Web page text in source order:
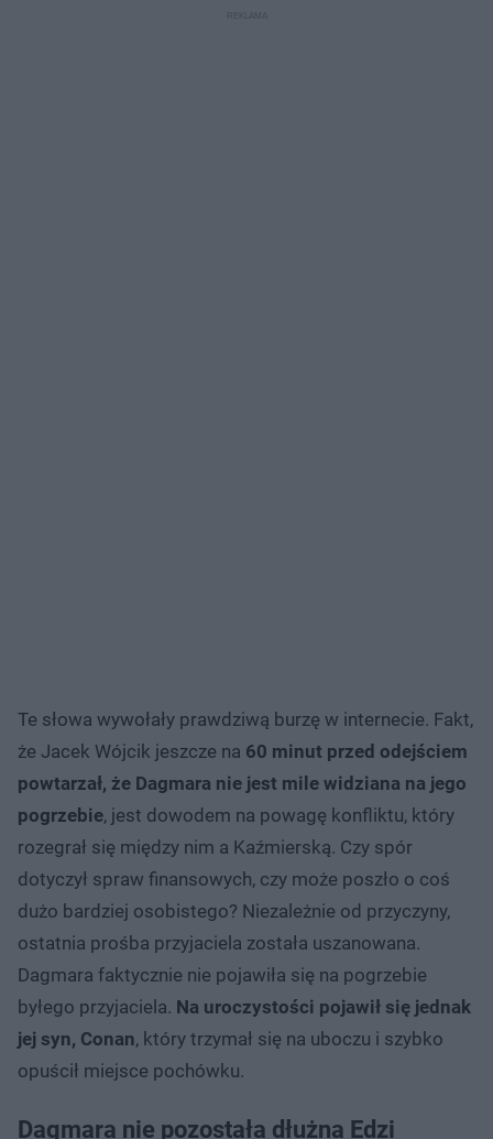
Te słowa wywołały prawdziwą burzę w internecie. Fakt,
że Jacek Wójcik jeszcze na 60 minut przed odejściem
powtarzał, że Dagmara nie jest mile widziana na jego
pogrzebie, jest dowodem na powagę konfliktu, który
rozegrał się między nim a Kaźmierską. Czy spór
dotyczył spraw finansowych, czy może poszło o coś
dużo bardziej osobistego? Niezależnie od przyczyny,
ostatnia prośba przyjaciela została uszanowana.
Dagmara faktycznie nie pojawiła się na pogrzebie
byłego przyjaciela. Na uroczystości pojawił się jednak
jej syn, Conan, który trzymał się na uboczu i szybko
opuścił miejsce pochówku.
Dagmara nie pozostała dłużna Edzi